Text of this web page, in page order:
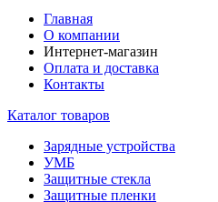
Главная
О компании
Интернет-магазин
Оплата и доставка
Контакты
Каталог товаров
Зарядные устройства
УМБ
Защитные стекла
Защитные пленки